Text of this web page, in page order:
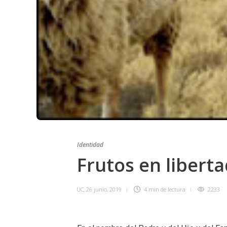
Identidad
Frutos en
UC, 26 junio, 2019 4 min de lectura 2233